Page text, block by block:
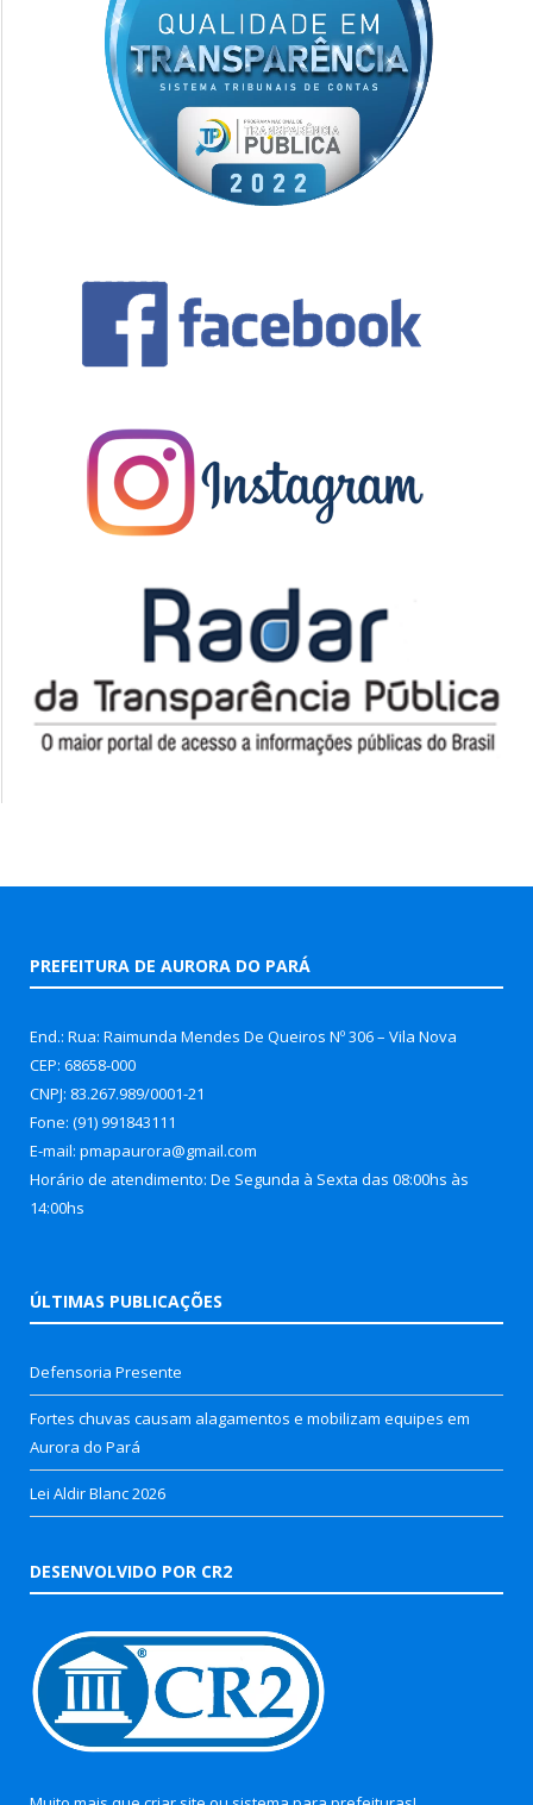
PREFEITURA DE AURORA DO PARÁ
End.: Rua: Raimunda Mendes De Queiros Nº 306 – Vila Nova
CEP: 68658-000
CNPJ: 83.267.989/0001-21
Fone: (91) 991843111
E-mail: pmapaurora@gmail.com
Horário de atendimento: De Segunda à Sexta das 08:00hs às
14:00hs
ÚLTIMAS PUBLICAÇÕES
Defensoria Presente
Fortes chuvas causam alagamentos e mobilizam equipes em
Aurora do Pará
Lei Aldir Blanc 2026
DESENVOLVIDO POR CR2